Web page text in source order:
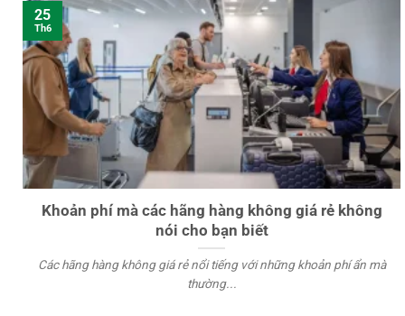
Khoản phí mà các hãng hàng không giá rẻ không
nói cho bạn biết
Các hãng hàng không giá rẻ nổi tiếng với những khoản phí ẩn mà
thường...
25
Th6